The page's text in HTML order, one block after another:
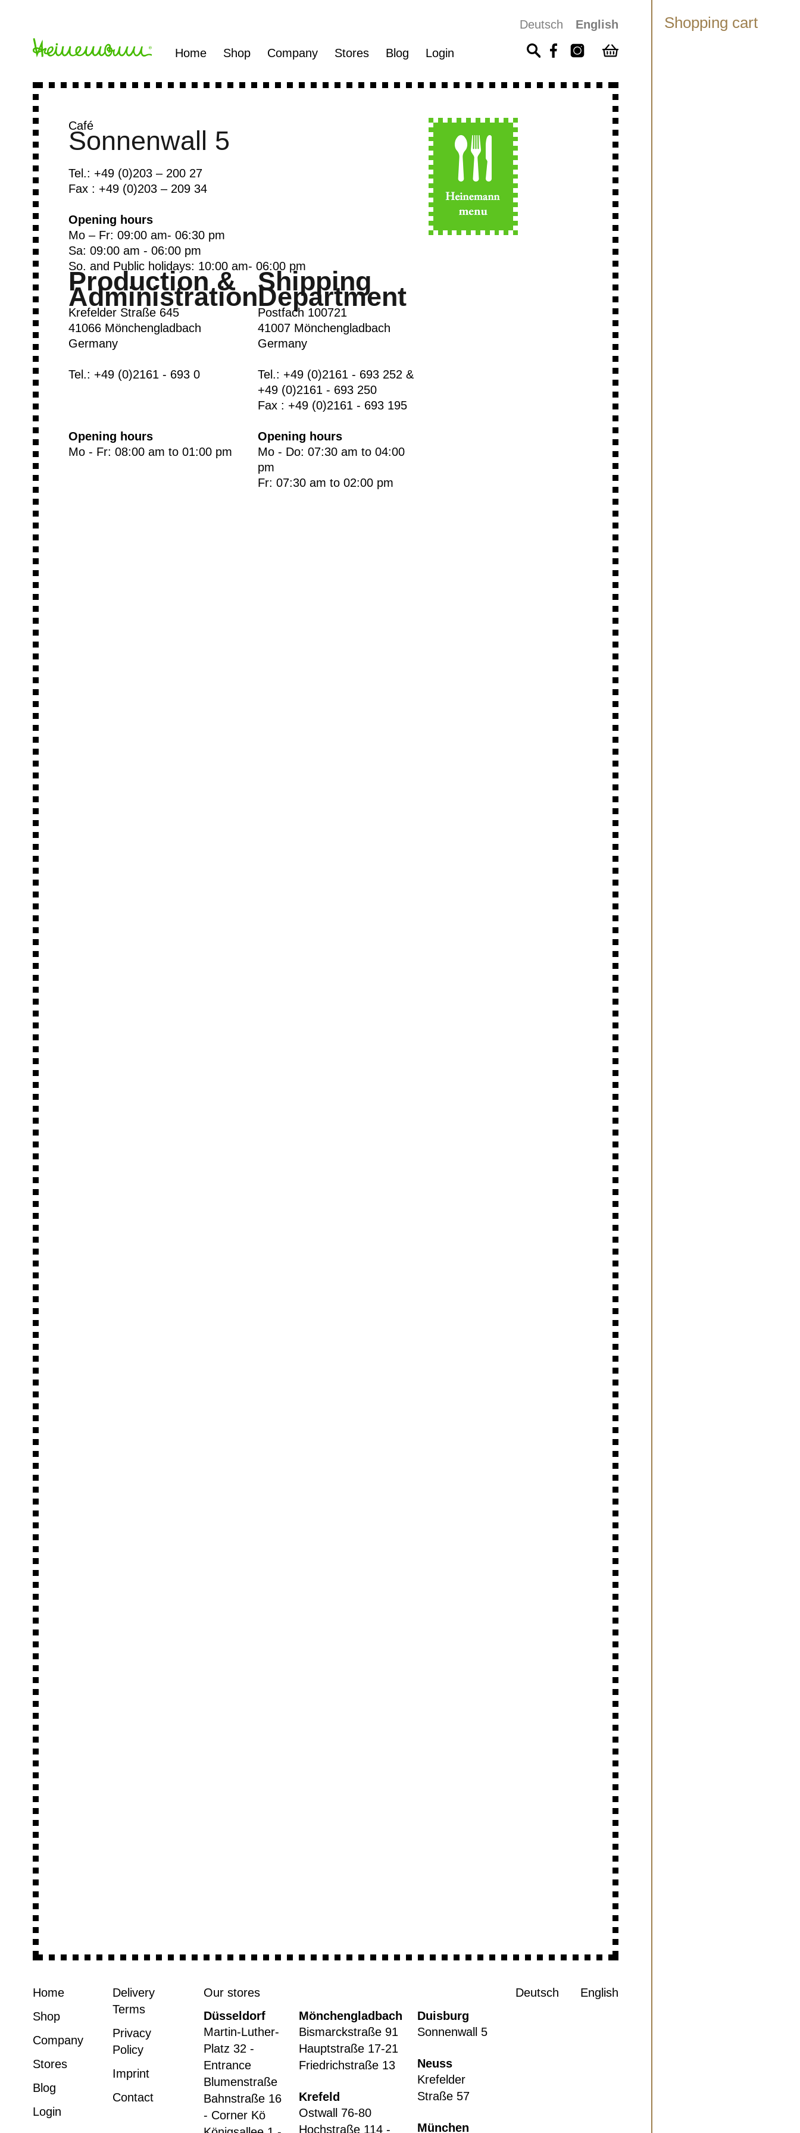
Shopping cart
Home Shop Company Stores Blog Login
Deutsch English
Café
Sonnenwall 5
Tel.: +49 (0)203 – 200 27
Fax : +49 (0)203 – 209 34
Opening hours
Mo – Fr: 09:00 am- 06:30 pm
Sa: 09:00 am - 06:00 pm
So. and Public holidays: 10:00 am- 06:00 pm
Production &
Administration
Shipping
Department
Krefelder Straße 645
41066 Mönchengladbach
Germany
Tel.: +49 (0)2161 - 693 0
Postfach 100721
41007 Mönchengladbach
Germany
Tel.: +49 (0)2161 - 693 252 &
+49 (0)2161 - 693 250
Fax : +49 (0)2161 - 693 195
Opening hours
Opening hours
Mo - Fr: 08:00 am to 01:00 pm
Mo - Do: 07:30 am to 04:00
pm
Fr: 07:30 am to 02:00 pm
Home
Shop
Company
Stores
Blog
Login
Delivery
Terms
Privacy
Policy
Imprint
Contact
Our stores
Düsseldorf
Martin-Luther-
Platz 32 -
Entrance
Blumenstraße
Bahnstraße 16
- Corner Kö
Mönchengladbach
Bismarckstraße 91
Hauptstraße 17-21
Friedrichstraße 13
Krefeld
Ostwall 76-80
Hochstraße 114 -
Duisburg
Sonnenwall 5
Neuss
Krefelder
Straße 57
München
Deutsch English